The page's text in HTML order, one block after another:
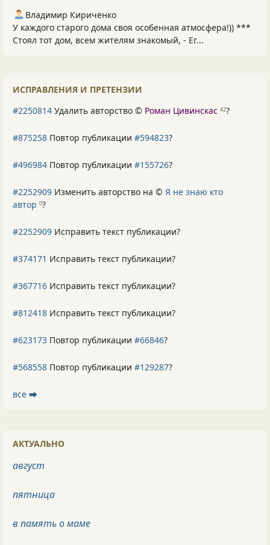
Владимир Кириченко
У каждого старого дома своя особенная атмосфера!)) ***
Стоял тот дом, всем жителям знакомый, - Ег...
ИСПРАВЛЕНИЯ И ПРЕТЕНЗИИ
#2250814 Удалить авторство © Роман Цивинскас 42?
#875258 Повтор публикации #594823?
#496984 Повтор публикации #155726?
#2252909 Изменить авторство на © Я не знаю кто
автор 0?
#2252909 Исправить текст публикации?
#374171 Исправить текст публикации?
#367716 Исправить текст публикации?
#812418 Исправить текст публикации?
#623173 Повтор публикации #66846?
#568558 Повтор публикации #129287?
все ⮕
АКТУАЛЬНО
август
пятница
в память о маме